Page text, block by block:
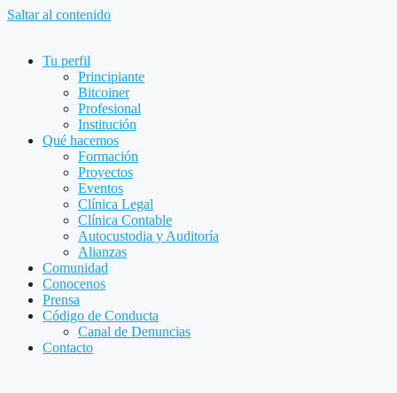
Saltar al contenido
Tu perfil
Principiante
Bitcoiner
Profesional
Institución
Qué hacemos
Formación
Proyectos
Eventos
Clínica Legal
Clínica Contable
Autocustodia y Auditoría
Alianzas
Comunidad
Conocenos
Prensa
Código de Conducta
Canal de Denuncias
Contacto